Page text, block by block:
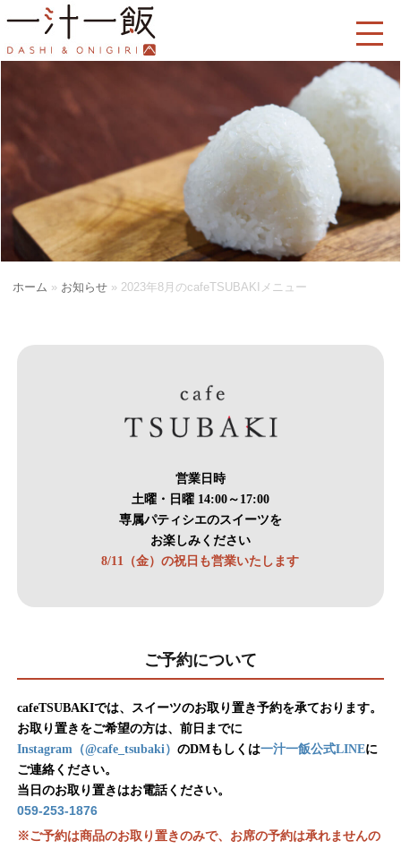
ホーム » お知らせ » 2023年8月のcafeTSUBAKIメニュー
営業日時
土曜・日曜 14:00～17:00
専属パティシエのスイーツを
お楽しみください
8/11（金）の祝日も営業いたします
ご予約について
cafeTSUBAKIでは、スイーツのお取り置き予約を承ております。
お取り置きをご希望の方は、前日までに
Instagram（@cafe_tsubaki） のDMもしくは一汁一飯公式LINEに
ご連絡ください。
当日のお取り置きはお電話ください。
059-253-1876
※ご予約は商品のお取り置きのみで、 お席の予約は承れませんの